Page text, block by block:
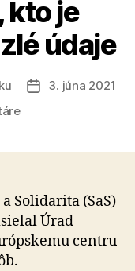
kto je
údaje
Dátum
3. júna 2021
na
prešetril,
kto
zodpovedný
Solidarita (SaS)
Úrad
centru